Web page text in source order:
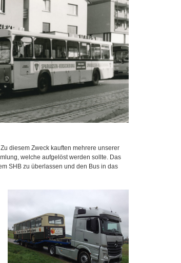
diesem Zweck kauften mehrere unserer
welche aufgelöst werden sollte. Das
SHB zu überlassen und den Bus in das